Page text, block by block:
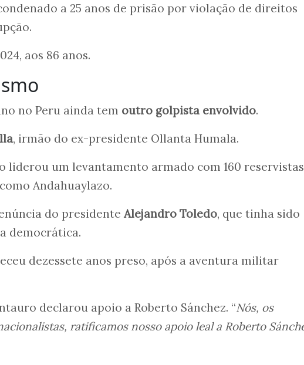
a 25 anos de prisão por violação de direitos
aos 86 anos.
no Peru ainda tem outro golpista envolvido.
, irmão do ex-presidente Ollanta Humala.
liderou um levantamento armado com 160
Andahuaylazo.
do presidente Alejandro Toledo, que tinha sido
democrática.
dezessete anos preso, após a aventura militar
declarou apoio a Roberto Sánchez. “Nós, os
ratificamos nosso apoio leal a Roberto